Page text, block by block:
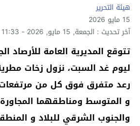
هيئة التحرير
15 مايو 2026
آخر تحديث : الجمعة, 15 مايو, 2026 - 11:33 مساءً
تتوقع المديرية العامة للأرصاد
ليوم غد السبت، نزول زخات
رعد متفرق فوق كل من مرتفعات
و المتوسط ومناطقهما
والجنوب الشرقي للبلاد و